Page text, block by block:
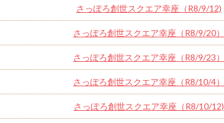
さっぽろ創世スクエア幸座（R8/9/12)
さっぽろ創世スクエア幸座（R8/9/20）
さっぽろ創世スクエア幸座（R8/9/23）
さっぽろ創世スクエア幸座（R8/10/4）
さっぽろ創世スクエア幸座（R8/10/12)